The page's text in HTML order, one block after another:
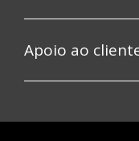
Apoio ao